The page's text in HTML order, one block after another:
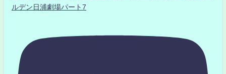
ルデン日浦劇場パート7